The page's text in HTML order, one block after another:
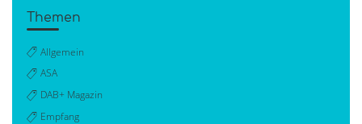
Themen
Allgemein
ASA
DAB+ Magazin
Empfang